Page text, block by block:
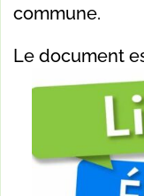
commune.
Le document